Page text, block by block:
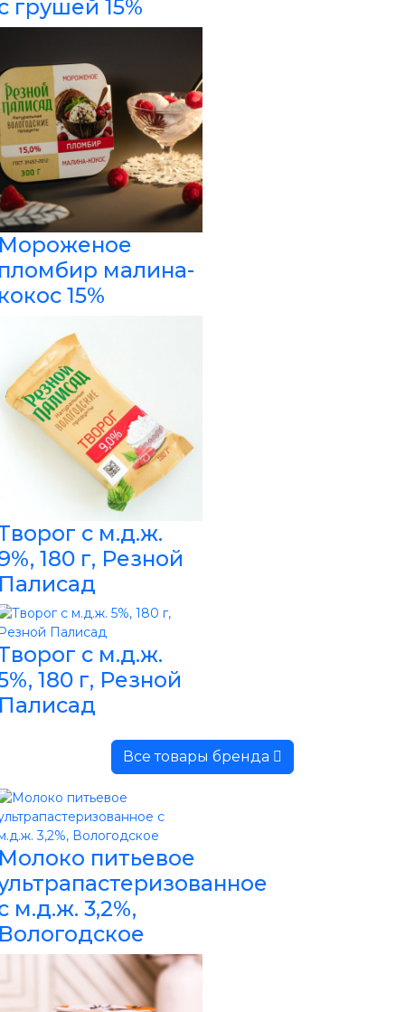
грушей 15%
малина-
15%
с м.д.ж.
180 г, Резной
с м.д.ж.
180 г, Резной
Все товары бренда
питьевое
м.д.ж. 3,2%,